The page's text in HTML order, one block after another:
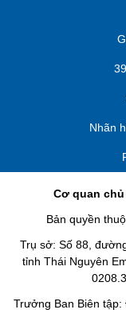
Nhãn
Cơ quan chủ
Bản quyền
Trụ sở: Số 88,
tỉnh Thái Nguyên
Trưởng Ban Biên tập: